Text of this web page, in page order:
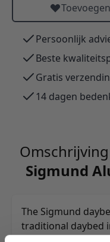
Persoonlijk
Beste
Gratis
14 dagen
Sigmund
The Sigmund
traditional daybed